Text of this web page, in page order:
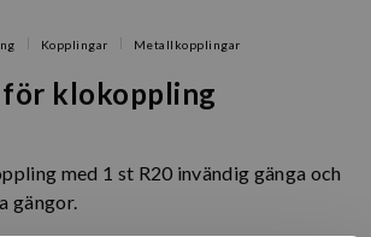
Kopplingar Metallkopplingar
klokoppling
med 1 st R20 invändig gänga och
gängor.